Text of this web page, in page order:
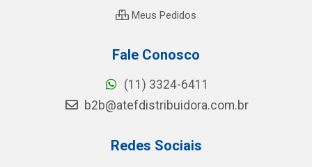
Meus Pedidos
Fale Conosco
(11) 3324-6411
b2b@atefdistribuidora.com.br
Redes Sociais